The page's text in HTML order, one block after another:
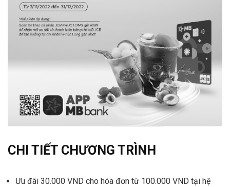
CHI TIẾT CHƯƠNG TRÌNH
Ưu đãi 30.000 VND cho hóa đơn từ 100.000 VND tại hệ